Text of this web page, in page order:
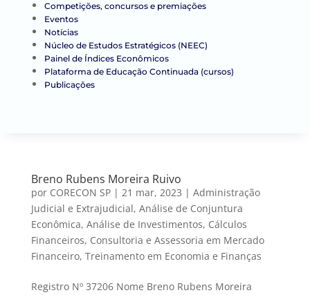
Competições, concursos e premiações
Eventos
Notícias
Núcleo de Estudos Estratégicos (NEEC)
Painel de Índices Econômicos
Plataforma de Educação Continuada (cursos)
Publicações
Breno Rubens Moreira Ruivo
por CORECON SP| 21 mar, 2023 | Administração
Judicial e Extrajudicial, Análise de Conjuntura
Econômica, Análise de Investimentos, Cálculos
Financeiros, Consultoria e Assessoria em Mercado
Financeiro, Treinamento em Economia e Finanças
Registro Nº 37206 Nome Breno Rubens Moreira